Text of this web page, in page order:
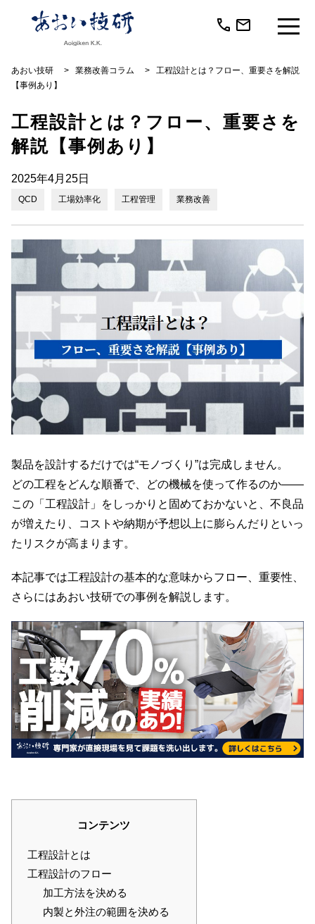
call mail
あおい技研 > 業務改善コラム >
工程設計とは？フロー、重要さを解説
【事例あり】
工程設計とは？フロー、重要さを
解説【事例あり】
2025年4月25日
QCD 工場効率化 工程管理 業務改善
製品を設計するだけでは“モノづくり”は完成しません。
どの工程をどんな順番で、どの機械を使って作るのか――
この「工程設計」をしっかりと固めておかないと、不良品
が増えたり、コストや納期が予想以上に膨らんだりといっ
たリスクが高まります。
本記事では工程設計の基本的な意味からフロー、重要性、
さらにはあおい技研での事例を解説します。
コンテンツ
工程設計とは
工程設計のフロー
加工方法を決める
内製と外注の範囲を決める